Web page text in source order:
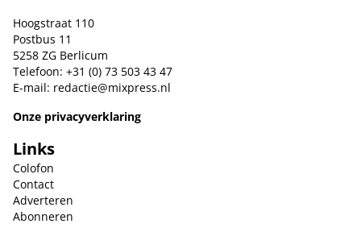
Hoogstraat 110
Postbus 11
5258 ZG Berlicum
Telefoon: +31 (0) 73 503 43 47
E-mail: redactie@mixpress.nl
Onze privacyverklaring
Links
Colofon
Contact
Adverteren
Abonneren